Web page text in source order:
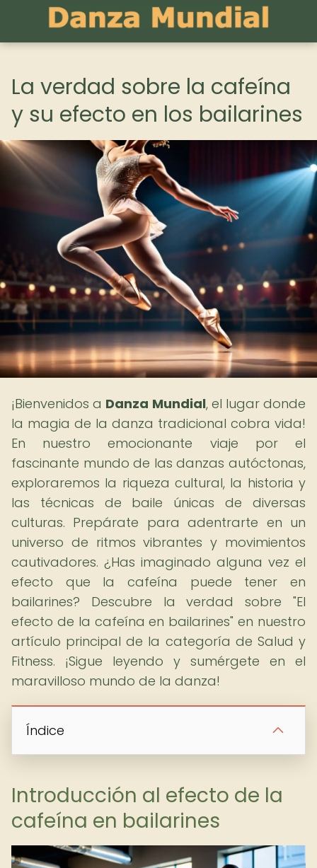
La verdad sobre la cafeína
y su efecto en los bailarines
¡Bienvenidos a Danza Mundial, el lugar donde
la magia de la danza tradicional cobra vida!
En nuestro emocionante viaje por el
fascinante mundo de las danzas autóctonas,
exploraremos la riqueza cultural, la historia y
las técnicas de baile únicas de diversas
culturas. Prepárate para adentrarte en un
universo de ritmos vibrantes y movimientos
cautivadores. ¿Has imaginado alguna vez el
efecto que la cafeína puede tener en
bailarines? Descubre la verdad sobre "El
efecto de la cafeína en bailarines" en nuestro
artículo principal de la categoría de Salud y
Fitness. ¡Sigue leyendo y sumérgete en el
maravilloso mundo de la danza!
Índice
Introducción al efecto de la
cafeína en bailarines